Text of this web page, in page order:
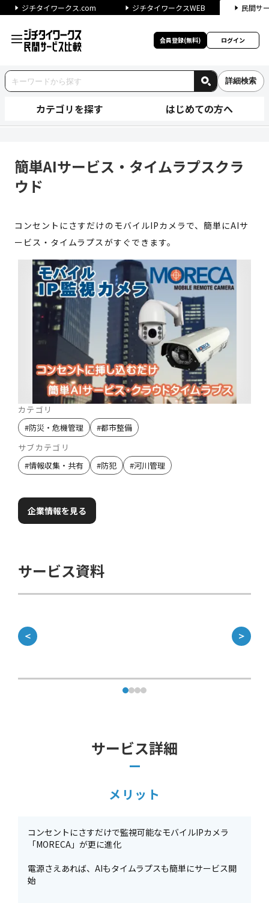
ジチタイワークス.com ジチタイワークスWEB 民間サ
会員登録(無料) ログイン
詳細検索
カテゴリを探す はじめての方へ
簡単AIサービス・タイムラプスクラ
ウド
コンセントにさすだけのモバイルIPカメラで、簡単にAIサ
ービス・タイムラプスがすぐできます。
カテゴリ
#防災・危機管理 #都市整備
サブカテゴリ
#情報収集・共有 #防犯 #河川管理
企業情報を見る
サービス資料
＜ ＞
サービス詳細
メリット
コンセントにさすだけで監視可能なモバイルIPカメラ
「MORECA」が更に進化
電源さえあれば、AIもタイムラプスも簡単にサービス開
始